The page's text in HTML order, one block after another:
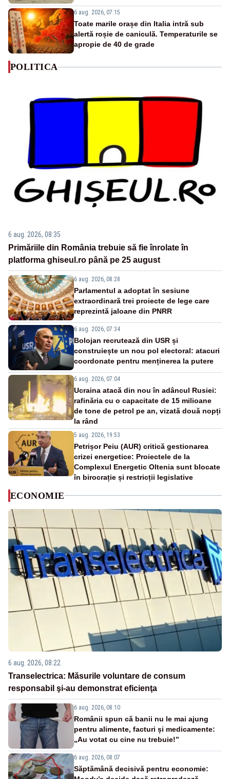
6 aug. 2026, 07:15
Toate marile orașe din Italia intră sub
alertă roșie de caniculă. Temperaturile se
apropie de 40 de grade
POLITICA
6 aug. 2026, 08:35
Primăriile din România trebuie să fie înrolate în
platforma ghiseul.ro până pe 25 august
6 aug. 2026, 08:28
Parlamentul a adoptat în sesiune
extraordinară trei proiecte de lege care
reprezintă jaloane din PNRR
6 aug. 2026, 07:34
Bolojan recrutează din USR și
construiește un nou pol electoral: atacuri
coordonate pentru menținerea la putere
6 aug. 2026, 07:04
Ucraina atacă din nou în adâncul Rusiei:
rafinăria cu o capacitate de 15 milioane
de tone de petrol pe an, vizată două nopți
la rând
5 aug. 2026, 19:53
Petrișor Peiu (AUR) critică gestionarea
crizei energetice: Proiectele de la
Complexul Energetic Oltenia sunt blocate
în birocrație și restricții legislative
ECONOMIE
6 aug. 2026, 08:22
Transelectrica: Măsurile voluntare de consum
responsabil şi-au demonstrat eficienţa
6 aug. 2026, 08:10
Românii spun că banii nu le mai ajung
pentru alimente, facturi și medicamente:
„Au votat cu cine nu trebuie!”
6 aug. 2026, 08:07
Săptămână decisivă pentru economie: